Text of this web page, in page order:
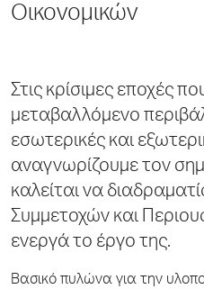
Οικονομικών
Στις κρίσιμες εποχές
μεταβαλλόμενο
εσωτερικές και
αναγνωρίζουμε τον
καλείται να
Συμμετοχών και
ενεργά το έργο της.
Βασικό πυλώνα για την